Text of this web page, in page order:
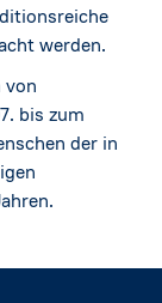
werden.
von
bis zum
der in